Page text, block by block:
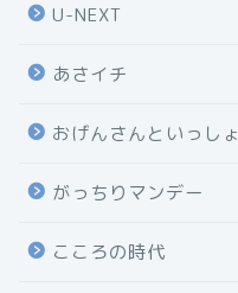
U-NEXT
あさイチ
おげんさんといっしょ
がっちりマンデー
こころの時代